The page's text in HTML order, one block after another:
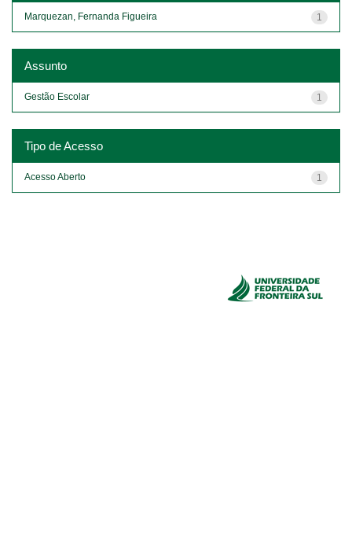
1
Marquezan, Fernanda Figueira
Assunto
1
Gestão Escolar
Tipo de Acesso
1
Acesso Aberto